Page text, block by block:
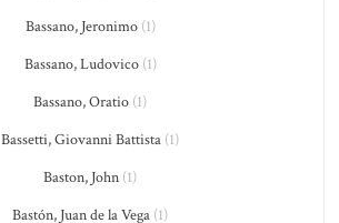
Bassano, Jeronimo(1)
Bassano, Ludovico(1)
Bassano, Oratio (1)
Bassetti, Giovanni Battista (1)
Baston, John (1)
Bastón, Juan de la Vega (1)